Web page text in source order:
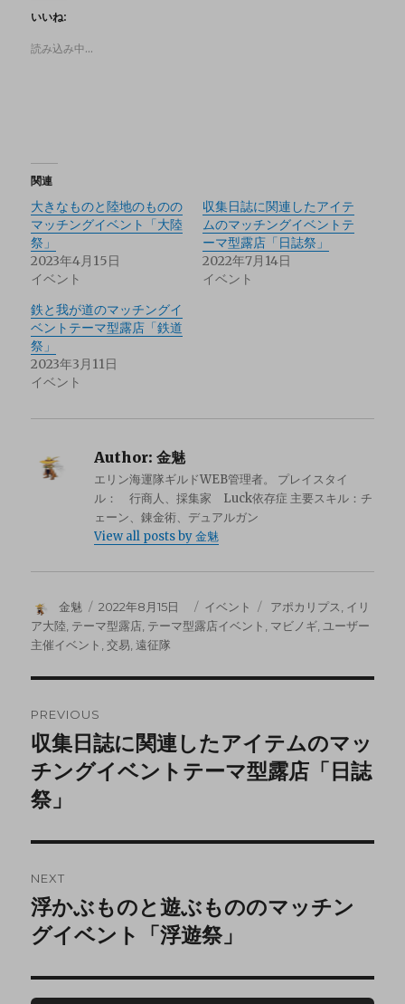
いいね:
読み込み中…
関連
大きなものと陸地のものの
マッチングイベント「大陸
祭」
2023年4月15日
イベント
収集日誌に関連したアイテ
ムのマッチングイベントテ
ーマ型露店「日誌祭」
2022年7月14日
イベント
鉄と我が道のマッチングイ
ベントテーマ型露店「鉄道
祭」
2023年3月11日
イベント
Author: 金魅
エリン海運隊ギルドWEB管理者。 プレイスタイ
ル： 行商人、採集家 Luck依存症 主要スキル：チ
ェーン、錬金術、デュアルガン
View all posts by 金魅
金魅 2022年8月15日 イベント アポカリプス イリ
ア大陸, テーマ型露店, テーマ型露店イベント , マビノギ,ユーザー
主催イベント ,交易,遠征隊
PREVIOUS
収集日誌に関連したアイテムのマッ
チングイベントテーマ型露店「日誌
祭」
NEXT
浮かぶものと遊ぶもののマッチン
グイベント「浮遊祭」